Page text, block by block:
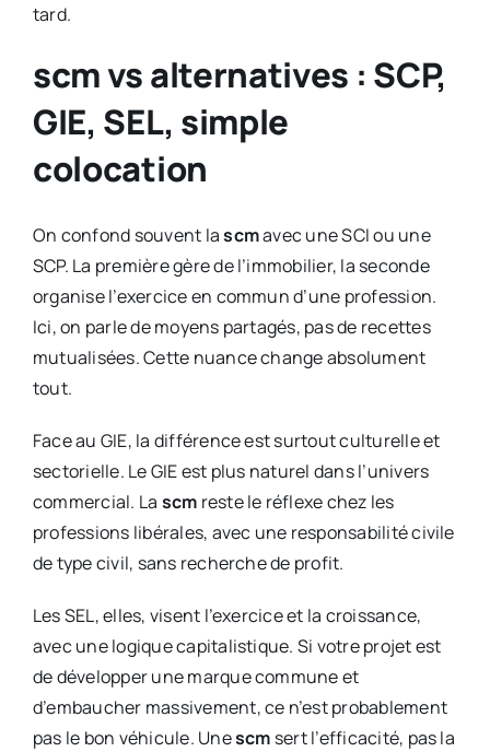
tard.
scm vs alternatives : SCP,
GIE, SEL, simple
colocation
On confond souvent lascmavec une SCI ou une
SCP. La première gère de l’immobilier, la seconde
organise l’exercice en commun d’une profession.
Ici, on parle de moyens partagés, pas de recettes
mutualisées. Cette nuance change absolument
tout.
Face au GIE, la différence est surtout culturelle et
sectorielle. Le GIE est plus naturel dans l’univers
commercial. La scm reste le réflexe chez les
professions libérales, avec une responsabilité civile
de type civil, sans recherche de profit.
Les SEL, elles, visent l’exercice et la croissance,
avec une logique capitalistique. Si votre projet est
de développer une marque commune et
d’embaucher massivement, ce n’est probablement
pas le bon véhicule. Unescm sert l’efficacité, pas la